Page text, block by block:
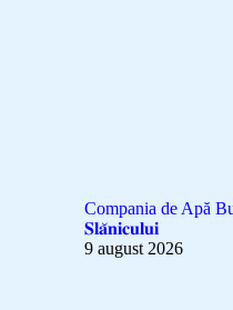
Compania de Apă
𝐒𝐥𝐚̆𝐧𝐢𝐜𝐮𝐥𝐮𝐢
9 august 2026